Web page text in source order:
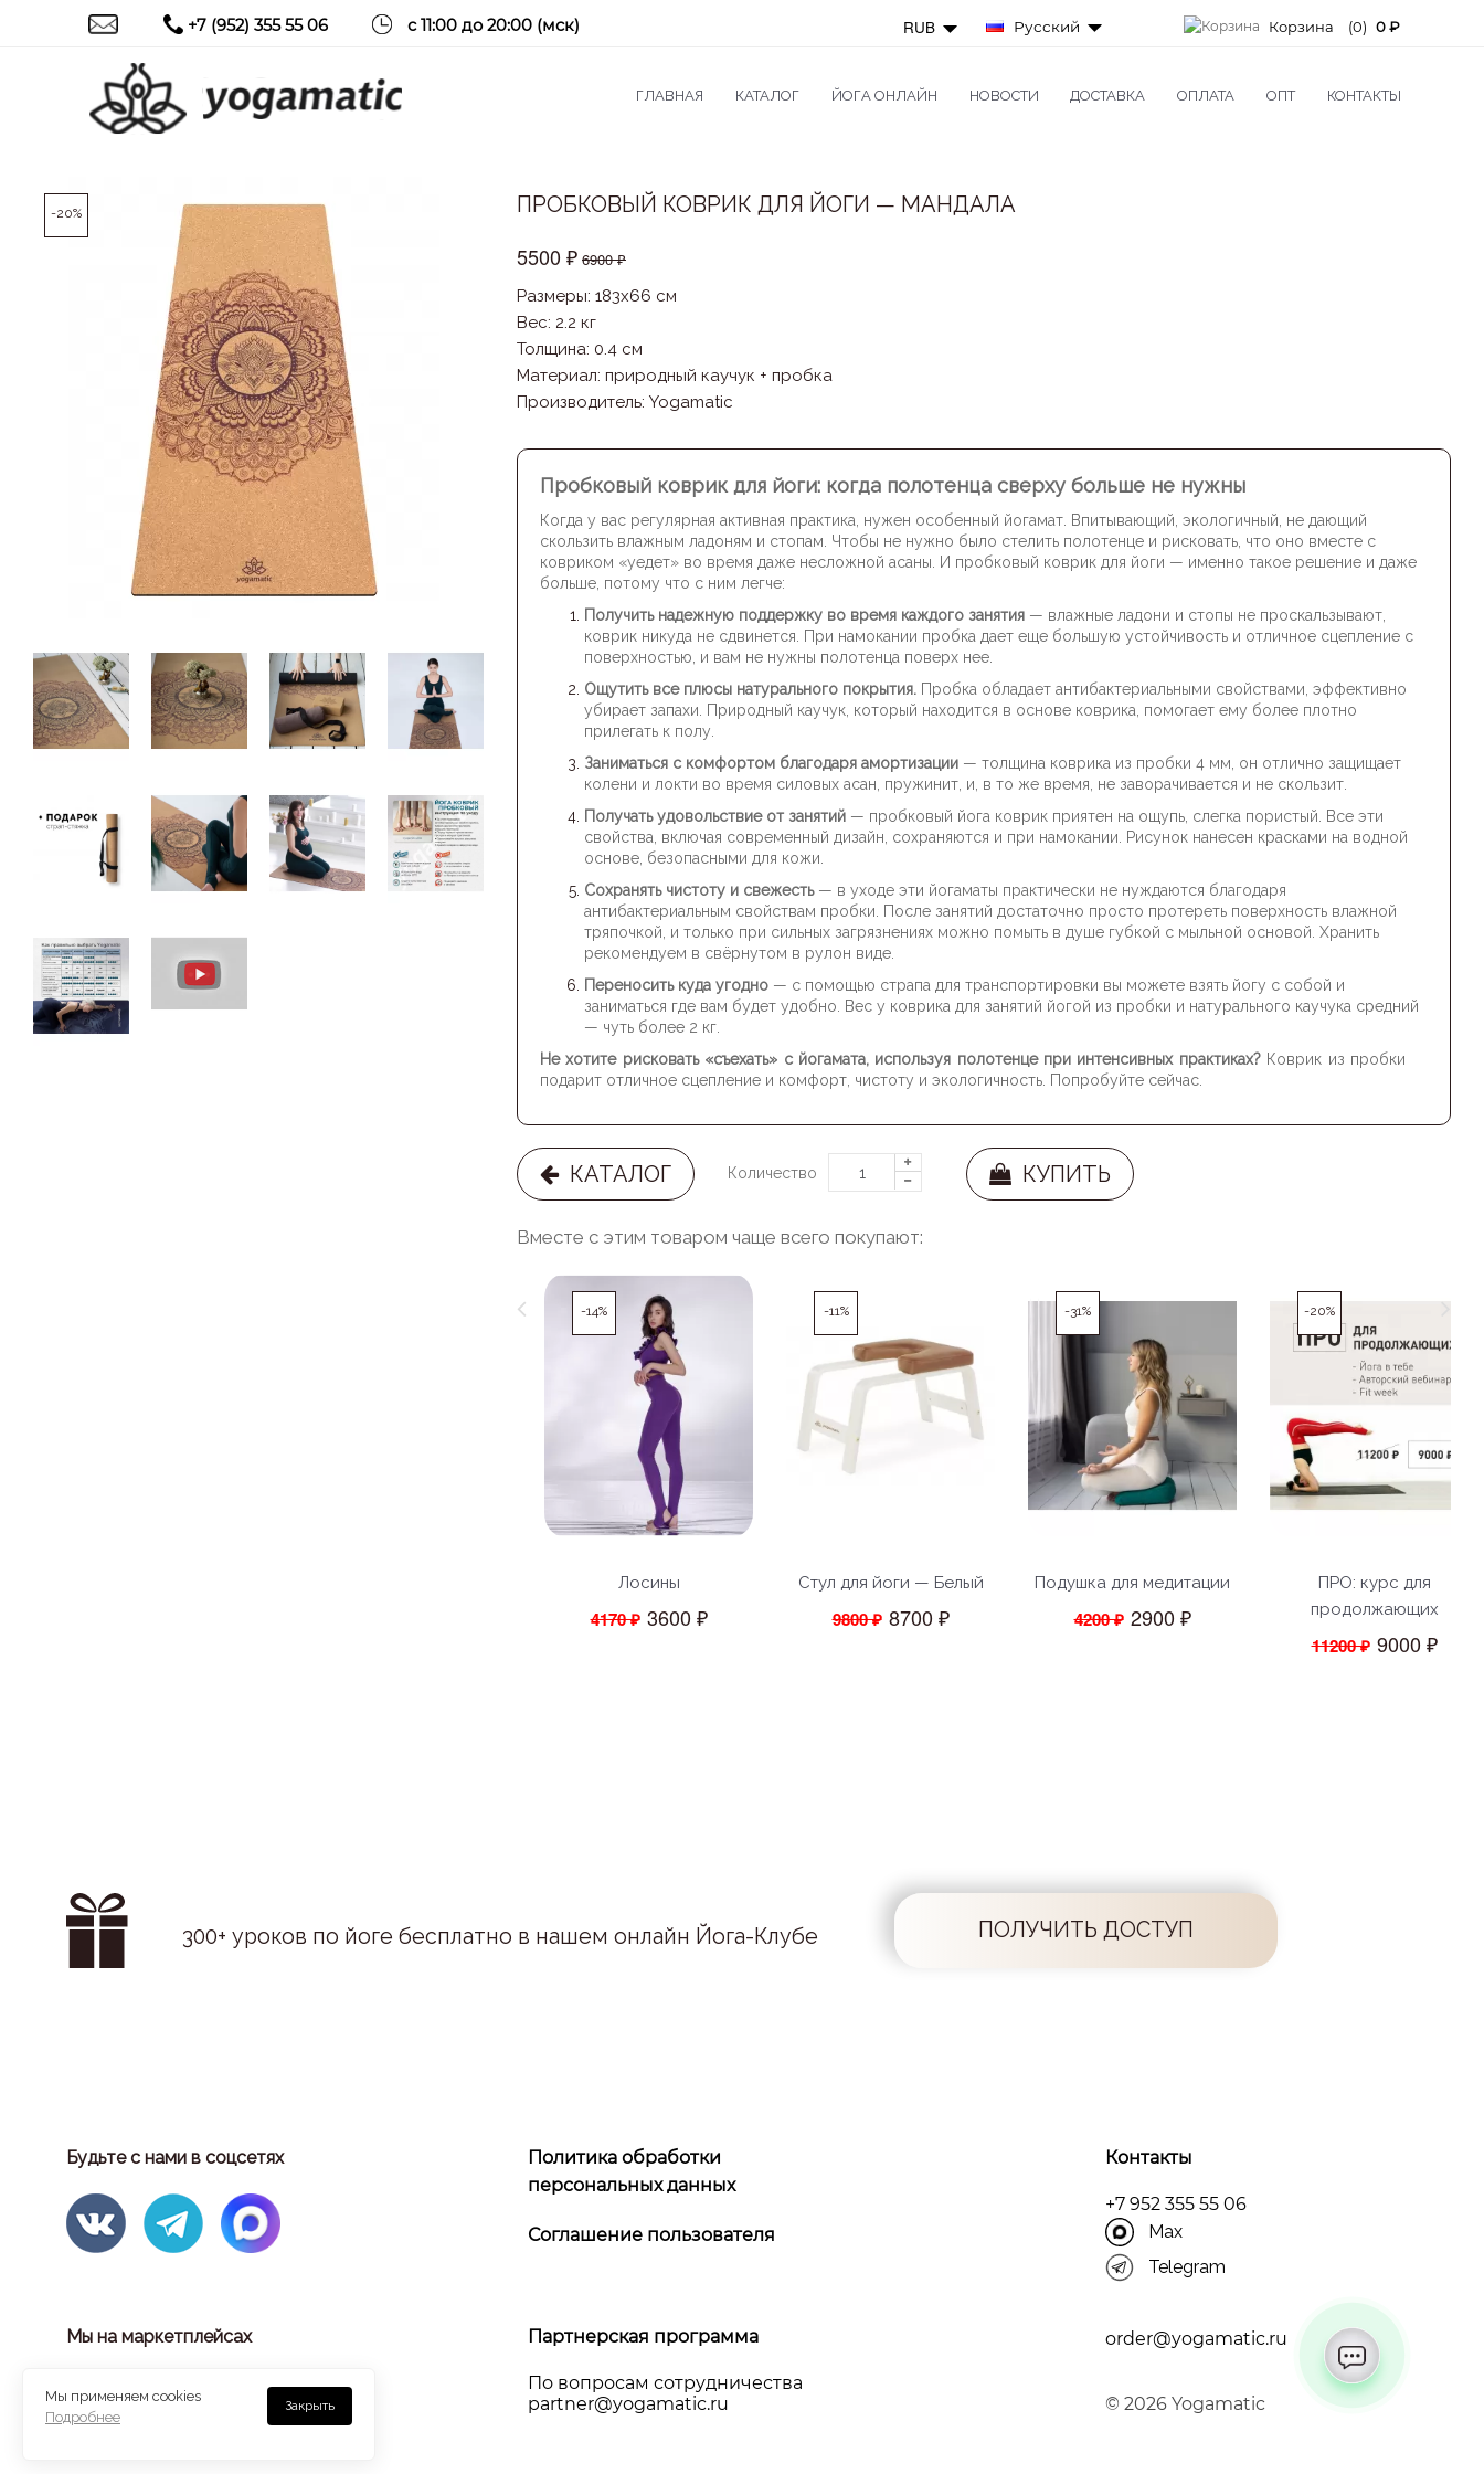
+7 (952) 355 55 06 с 11:00 до 20:00 (мск) RUB Русский Корзина (0) 0 ₽
ГЛАВНАЯ КАТАЛОГ ЙОГА ОНЛАЙН НОВОСТИ ДОСТАВКА ОПЛАТА ОПТ КОНТАКТЫ
-20% ПРОБКОВЫЙ КОВРИК ДЛЯ ЙОГИ — МАНДАЛА
5500 ₽ 6900 ₽
Размеры: 183x66 см
Вес: 2.2 кг
Толщина: 0.4 см
Материал: природный каучук + пробка
Производитель: Yogamatic
Пробковый коврик для йоги: когда полотенца сверху больше не нужны
Когда у вас регулярная активная практика, нужен особенный йогамат. Впитывающий, экологичный, не дающий
скользить влажным ладоням и стопам. Чтобы не нужно было стелить полотенце и рисковать, что оно вместе с
ковриком «уедет» во время даже несложной асаны. И пробковый коврик для йоги — именно такое решение и даже
больше, потому что с ним легче:
Получить надежную поддержку во время каждого занятия — влажные ладони и стопы не проскальзывают,
коврик никуда не сдвинется. При намокании пробка дает еще большую устойчивость и отличное сцепление с
поверхностью, и вам не нужны полотенца поверх нее.
Ощутить все плюсы натурального покрытия. Пробка обладает антибактериальными свойствами, эффективно
убирает запахи. Природный каучук, который находится в основе коврика, помогает ему более плотно
прилегать к полу.
Заниматься с комфортом благодаря амортизации — толщина коврика из пробки 4 мм, он отлично защищает
колени и локти во время силовых асан, пружинит, и, в то же время, не заворачивается и не скользит.
Получать удовольствие от занятий — пробковый йога коврик приятен на ощупь, слегка пористый. Все эти
свойства, включая современный дизайн, сохраняются и при намокании. Рисунок нанесен красками на водной
основе, безопасными для кожи.
Сохранять чистоту и свежесть — в уходе эти йогаматы практически не нуждаются благодаря
антибактериальным свойствам пробки. После занятий достаточно просто протереть поверхность влажной
тряпочкой, и только при сильных загрязнениях можно помыть в душе губкой с мыльной основой. Хранить
рекомендуем в свёрнутом в рулон виде.
Переносить куда угодно — с помощью страпа для транспортировки вы можете взять йогу с собой и
заниматься где вам будет удобно. Вес у коврика для занятий йогой из пробки и натурального каучука средний
— чуть более 2 кг.
Не хотите рисковать «съехать» с йогамата, используя полотенце при интенсивных практиках? Коврик из пробки
подарит отличное сцепление и комфорт, чистоту и экологичность. Попробуйте сейчас.
КАТАЛОГ Количество КУПИТЬ
Вместе с этим товаром чаще всего покупают:
-14%
Лосины
4170 ₽ 3600 ₽
-11%
Стул для йоги — Белый
9800 ₽ 8700 ₽
-31%
Подушка для медитации
4200 ₽ 2900 ₽
-20%
ПРО: курс для
продолжающих
11200 ₽ 9000 ₽
300+ уроков по йоге бесплатно в нашем онлайн Йога-Клубе ПОЛУЧИТЬ ДОСТУП
Будьте с нами в соцсетях
Мы на маркетплейсах
Политика обработки
персональных данных
Соглашение пользователя
Партнерская программа
По вопросам сотрудничества
partner@yоgamatic.ru
Контакты
+7 952 355 55 06
Max
Telegram
order@yogamatic.ru
© 2026 Yogamatic
Мы применяем cookies
Подробнее
Закрыть